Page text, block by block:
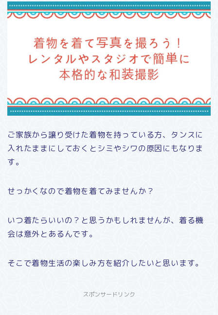
ご家族から譲り受けた着物を持っている方、タンスに
入れたままにしておくとシミやシワの原因にもなりま
す。
せっかくなので着物を着てみませんか？
いつ着たらいいの？と思うかもしれませんが、着る機
会は意外とあるんです。
そこで着物生活の楽しみ方を紹介したいと思います。
スポンサードリンク